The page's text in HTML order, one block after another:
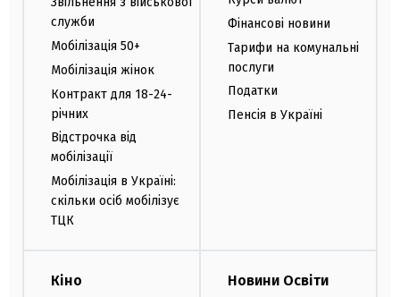
служби
Мобілізація 50+
Мобілізація жінок
Контракт для 18-24-
річних
Відстрочка від
мобілізації
Мобілізація в Україні:
скільки осіб мобілізує
ТЦК
Фінансові новини
Тарифи на комунальні
послуги
Податки
Пенсія в Україні
Кіно Новини Освіти